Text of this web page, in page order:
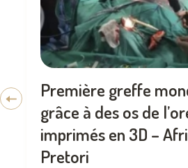
Première greffe
grâce à des os de
imprimés en 3D –
Pretori